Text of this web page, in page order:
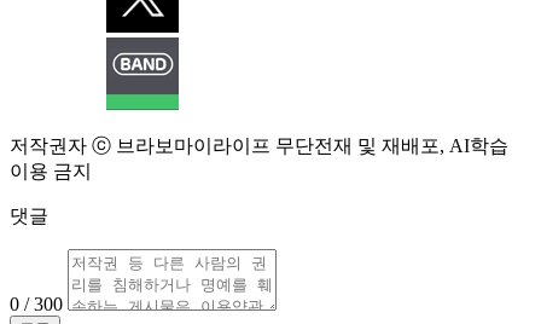
저작권자 ⓒ 브라보마이라이프 무단전재 및 재배포, AI학습
이용 금지
댓글
0 / 300